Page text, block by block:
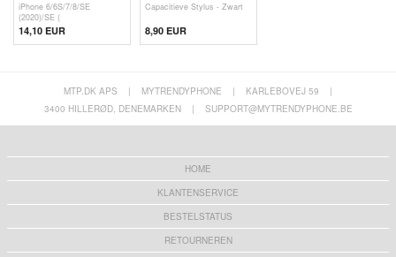
iPhone 6/6S/7/8/SE
(2020)/SE (
14,10 EUR
Capacitieve Stylus - Zwart
8,90 EUR
MTP.DK APS | MYTRENDYPHONE | KARLEBOVEJ 59
|
3400 HILLERØD, DENEMARKEN
| SUPPORT@MYTRENDYPHONE.BE
HOME
KLANTENSERVICE
BESTELSTATUS
RETOURNEREN